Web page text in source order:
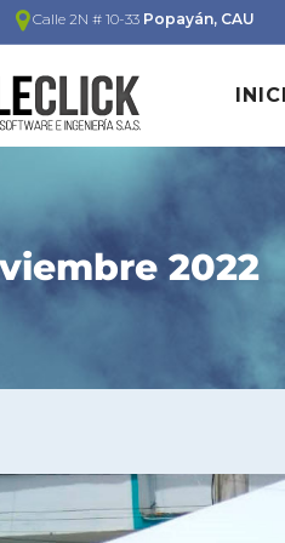
Calle 2N # 10-33 Popayán, CAU
2022